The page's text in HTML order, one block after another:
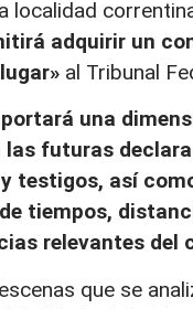
localidad
adquirir un
al Tribunal
una
futuras
testigos, así
tiempos,
relevantes del
que se